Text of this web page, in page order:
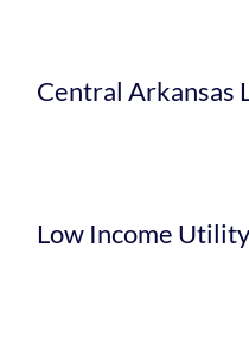
Central Arkansas
Low Income